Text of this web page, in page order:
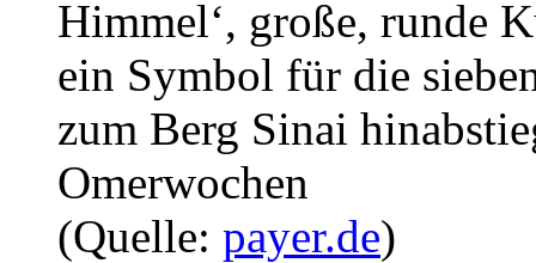
Himmel‘, große, runde
ein Symbol für die
zum Berg Sinai
Omerwochen
(Quelle: payer.de)